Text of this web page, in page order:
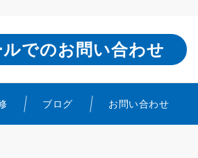
ルでのお問い合わせ
ブログ お問い合わせ